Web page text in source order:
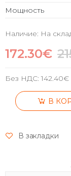
Мощность
Наличие: На
172.30€
Без НДС:142.40€
В
В закладки